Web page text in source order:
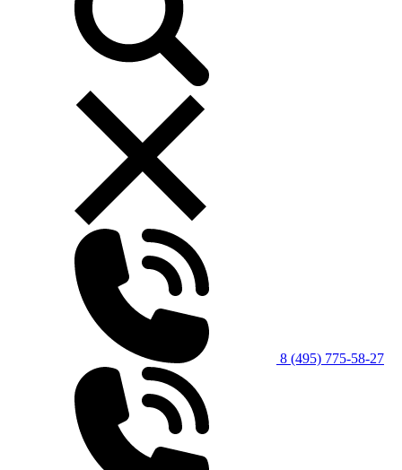
8 (495) 775-58-27